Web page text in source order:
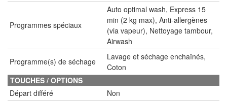
Programmes spéciaux
Auto optimal wash, Express 15
min (2 kg max), Anti-allergènes
(via vapeur), Nettoyage tambour,
Airwash
Programme(s) de séchage
Lavage et séchage enchaînés,
Coton
TOUCHES / OPTIONS
Départ différé
Non